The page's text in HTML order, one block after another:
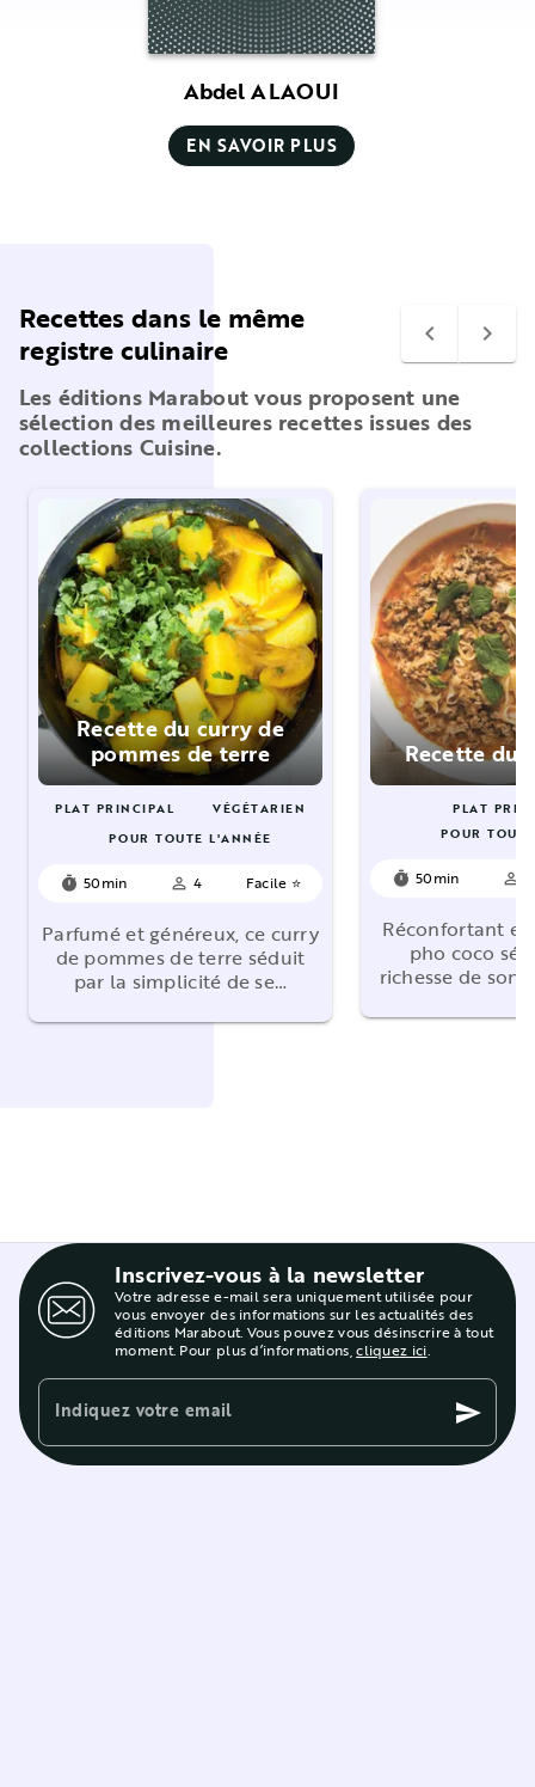
Abdel ALAOUI
EN SAVOIR PLUS
Recettes dans le même
registre culinaire
navigate_before navigate_next
Les éditions Marabout vous proposent une
sélection des meilleures recettes issues des
collections Cuisine.
Recette du curry de
pommes de terre
PLAT PRINCIPAL
VÉGÉTARIEN
POUR TOUTE L'ANNÉE
timer 50min person_outline 4 Facile ⭐
Parfumé et généreux, ce curry
de pommes de terre séduit
par la simplicité de se…
Recette du
PLAT
POUR
timer 50min person_outline
Réconfortant et
pho coco
richesse de son
Inscrivez-vous à la newsletter
Votre adresse e-mail sera uniquement utilisée pour
vous envoyer des informations sur les actualités des
éditions Marabout. Vous pouvez vous désinscrire à tout
moment. Pour plus d’informations,cliquez ici.
Indiquez votre email send